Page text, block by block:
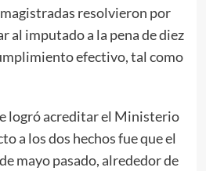
resolvieron por
al imputado a la pena de diez
efectivo, tal como
logró acreditar el Ministerio
a los dos hechos fue que el
mayo pasado, alrededor de